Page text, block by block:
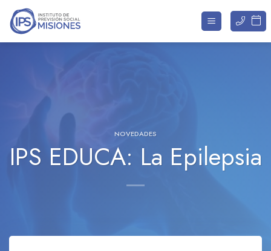
Saltar
contenido
NOVEDADES
IPS EDUCA: La Epilepsia